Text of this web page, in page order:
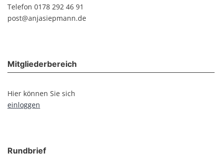
Telefon 0178 292 46 91
post@anjasiepmann.de
Mitgliederbereich
Hier können Sie sich
einloggen
Rundbrief